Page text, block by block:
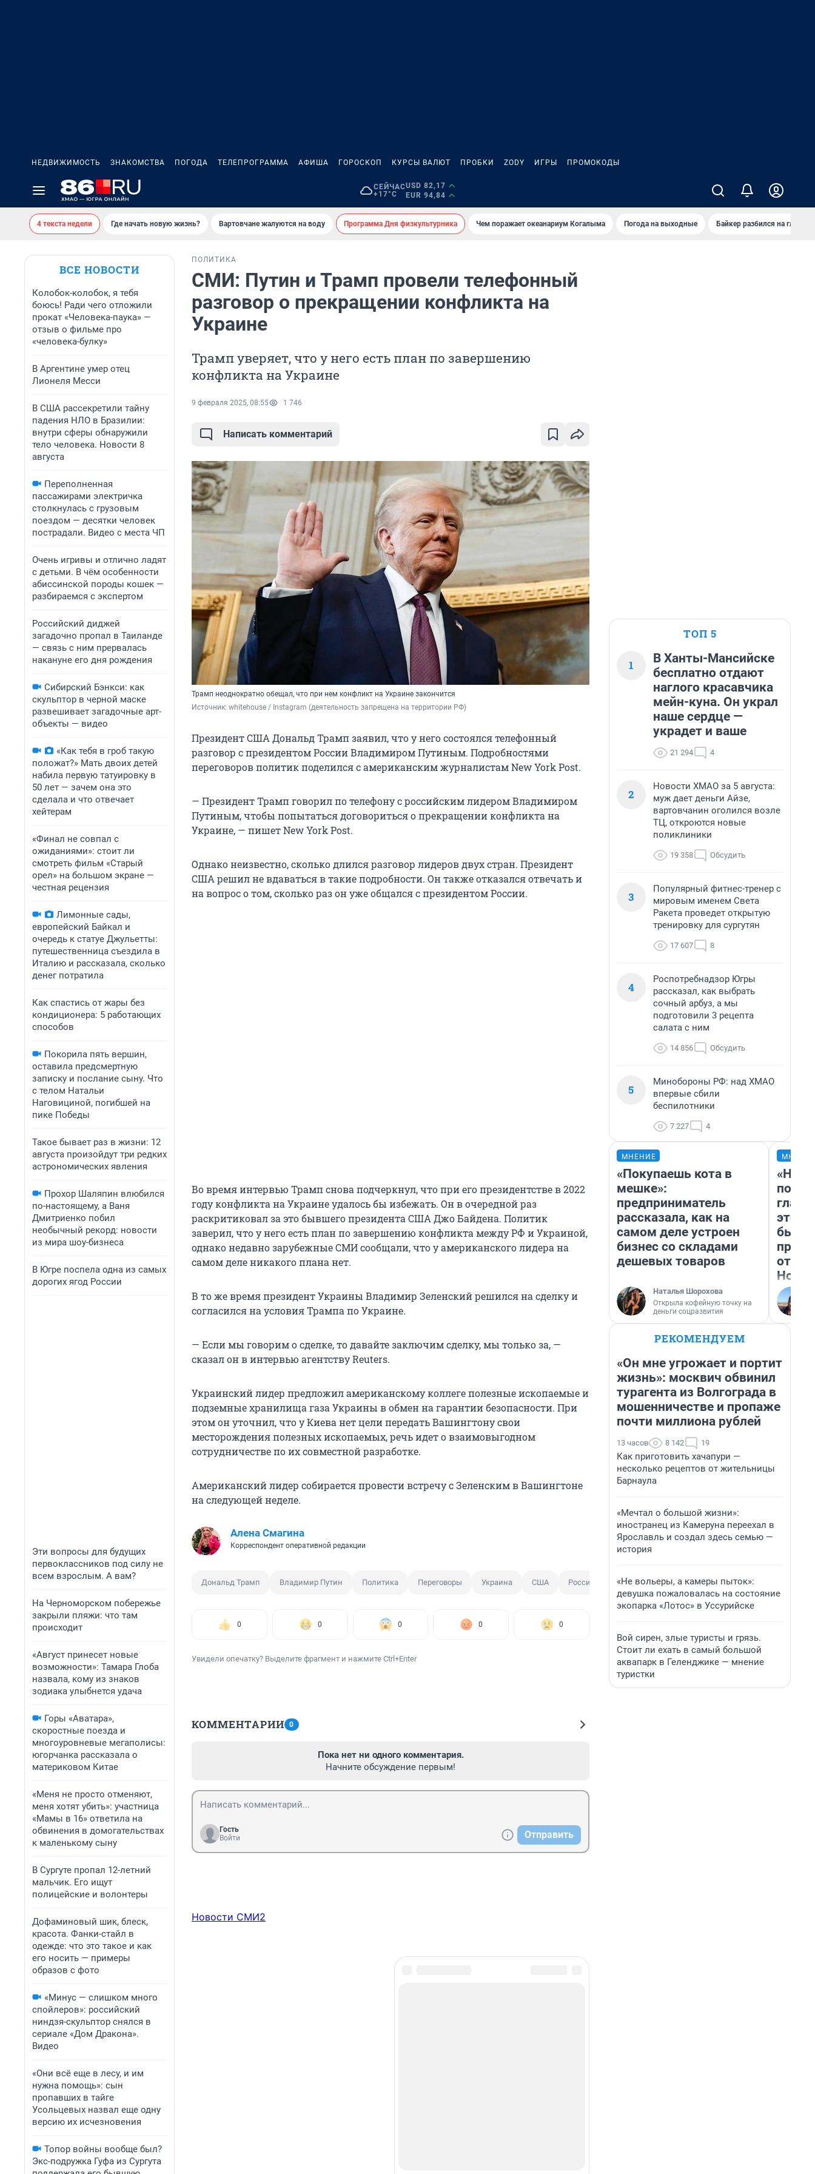
НЕДВИЖИМОСТЬ ЗНАКОМСТВА ПОГОДА ТЕЛЕПРОГРАММА АФИША ГОРОСКОП КУРСЫ ВАЛЮТ ПРОБКИ ZODY ИГРЫ ПРОМОКОДЫ
СЕЙЧАС
+17°C
USD 82,17
EUR 94,84
4 текста недели Где начать новую жизнь? Вартовчане жалуются на воду Программа Дня физкультурника Чем поражает океанариум Когалыма Погода на выходные Байкер разбился на глазах
ВСЕ НОВОСТИ
Колобок-колобок, я тебя
боюсь! Ради чего отложили
прокат «Человека-паука» —
отзыв о фильме про
«человека-булку»
В Аргентине умер отец
Лионеля Месси
В США рассекретили тайну
падения НЛО в Бразилии:
внутри сферы обнаружили
тело человека. Новости 8
августа
Переполненная
пассажирами электричка
столкнулась с грузовым
поездом — десятки человек
пострадали. Видео с места ЧП
Очень игривы и отлично ладят
с детьми. В чём особенности
абиссинской породы кошек —
разбираемся с экспертом
Российский диджей
загадочно пропал в Таиланде
— связь с ним прервалась
накануне его дня рождения
Сибирский Бэнкси: как
скульптор в черной маске
развешивает загадочные арт-
объекты — видео
«Как тебя в гроб такую
положат?» Мать двоих детей
набила первую татуировку в
50 лет — зачем она это
сделала и что отвечает
хейтерам
«Финал не совпал с
ожиданиями»: стоит ли
смотреть фильм «Старый
орел» на большом экране —
честная рецензия
Лимонные сады,
европейский Байкал и
очередь к статуе Джульетты:
путешественница съездила в
Италию и рассказала, сколько
денег потратила
Как спастись от жары без
кондиционера: 5 работающих
способов
Покорила пять вершин,
оставила предсмертную
записку и послание сыну. Что
с телом Натальи
Наговициной, погибшей на
пике Победы
Такое бывает раз в жизни: 12
августа произойдут три редких
астрономических явления
Прохор Шаляпин влюбился
по-настоящему, а Ваня
Дмитриенко побил
необычный рекорд: новости
из мира шоу-бизнеса
В Югре поспела одна из самых
дорогих ягод России
Эти вопросы для будущих
первоклассников под силу не
всем взрослым. А вам?
На Черноморском побережье
закрыли пляжи: что там
происходит
«Август принесет новые
возможности»: Тамара Глоба
назвала, кому из знаков
зодиака улыбнется удача
Горы «Аватара»,
скоростные поезда и
многоуровневые мегаполисы:
югорчанка рассказала о
материковом Китае
«Меня не просто отменяют,
меня хотят убить»: участница
«Мамы в 16» ответила на
обвинения в домогательствах
к маленькому сыну
В Сургуте пропал 12-летний
мальчик. Его ищут
полицейские и волонтеры
Дофаминовый шик, блеск,
красота. Фанки-стайл в
одежде: что это такое и как
его носить — примеры
образов с фото
«Минус — слишком много
спойлеров»: российский
ниндзя-скульптор снялся в
сериале «Дом Дракона».
Видео
«Они всё еще в лесу, и им
нужна помощь»: сын
пропавших в тайге
Усольцевых назвал еще одну
версию их исчезновения
Топор войны вообще был?
Экс-подружка Гуфа из Сургута
ПОЛИТИКА
СМИ: Путин и Трамп провели телефонный
разговор о прекращении конфликта на
Украине
Трамп уверяет, что у него есть план по завершению
конфликта на Украине
9 февраля 2025, 08:55 1 746
Написать комментарий
Трамп неоднократно обещал, что при нем конфликт на Украине закончится
Источник: whitehouse / Instagram (деятельность запрещена на территории РФ)
Президент США Дональд Трамп заявил, что у него состоялся телефонный
разговор с президентом России Владимиром Путиным. Подробностями
переговоров политик поделился с американским журналистам New York Post.
— Президент Трамп говорил по телефону с российским лидером Владимиром
Путиным, чтобы попытаться договориться о прекращении конфликта на
Украине, — пишет New York Post.
Однако неизвестно, сколько длился разговор лидеров двух стран. Президент
США решил не вдаваться в такие подробности. Он также отказался отвечать и
на вопрос о том, сколько раз он уже общался с президентом России.
Во время интервью Трамп снова подчеркнул, что при его президентстве в 2022
году конфликта на Украине удалось бы избежать. Он в очередной раз
раскритиковал за это бывшего президента США Джо Байдена. Политик
заверил, что у него есть план по завершению конфликта между РФ и Украиной,
однако недавно зарубежные СМИ сообщали, что у американского лидера на
самом деле никакого плана нет.
В то же время президент Украины Владимир Зеленский решился на сделку и
согласился на условия Трампа по Украине.
— Если мы говорим о сделке, то давайте заключим сделку, мы только за, —
сказал он в интервью агентству Reuters.
Украинский лидер предложил американскому коллеге полезные ископаемые и
подземные хранилища газа Украины в обмен на гарантии безопасности. При
этом он уточнил, что у Киева нет цели передать Вашингтону свои
месторождения полезных ископаемых, речь идет о взаимовыгодном
сотрудничестве по их совместной разработке.
Американский лидер собирается провести встречу с Зеленским в Вашингтоне
на следующей неделе.
Алена Смагина
Корреспондент оперативной редакции
Дональд Трамп Владимир Путин Политика Переговоры Украина США Россия Владимир Зеленский
0 0 0 0 0
Увидели опечатку? Выделите фрагмент и нажмите Ctrl+Enter
КОММЕНТАРИИ 0
Пока нет ни одного комментария.
Начните обсуждение первым!
Гость
Войти
Отправить
Новости СМИ2
ТОП 5
1
В Ханты-Мансийске
бесплатно отдают
наглого красавчика
мейн-куна. Он украл
наше сердце —
украдет и ваше
21 294 4
2
Новости ХМАО за 5 августа:
муж дает деньги Айзе,
вартовчанин оголился возле
ТЦ, откроются новые
поликлиники
19 358 Обсудить
3
Популярный фитнес-тренер с
мировым именем Света
Ракета проведет открытую
тренировку для сургутян
17 607 8
4
Роспотребнадзор Югры
рассказал, как выбрать
сочный арбуз, а мы
подготовили 3 рецепта
салата с ним
14 856 Обсудить
5
Минобороны РФ: над ХМАО
впервые сбили
беспилотники
7 227 4
МНЕНИЕ
«Покупаешь кота в
мешке»:
предприниматель
рассказала, как на
самом деле устроен
бизнес со складами
дешевых товаров
Наталья Шорохова
Открыла кофейную точку на
деньги соцразвития
этого
бьет
РЕКОМЕНДУЕМ
«Он мне угрожает и портит
жизнь»: москвич обвинил
турагента из Волгограда в
мошенничестве и пропаже
почти миллиона рублей
13 часов 8 142 19
Как приготовить хачапури —
несколько рецептов от жительницы
Барнаула
«Мечтал о большой жизни»:
иностранец из Камеруна переехал в
Ярославль и создал здесь семью —
история
«Не вольеры, а камеры пыток»:
девушка пожаловалась на состояние
экопарка «Лотос» в Уссурийске
Вой сирен, злые туристы и грязь.
Стоит ли ехать в самый большой
аквапарк в Геленджике — мнение
туристки